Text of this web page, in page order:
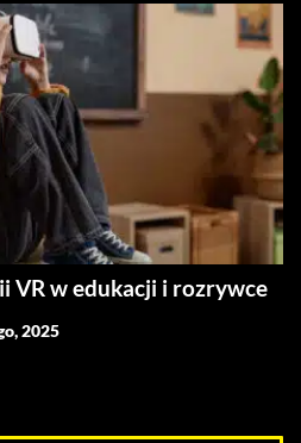
VR w edukacji i rozrywce
2025